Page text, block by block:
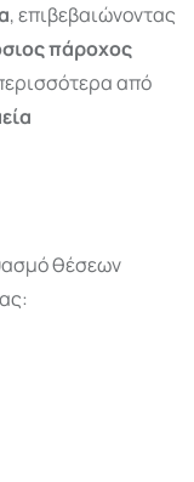
, επιβεβαιώνοντας
πάροχος
από
θέσεων